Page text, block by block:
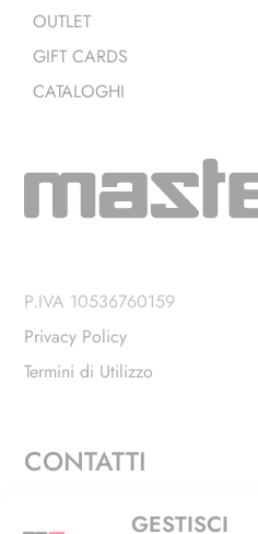
GESTISCI
OUTLET
GIFT CARDS
CATALOGHI
P.IVA 10536760159
Privacy Policy
Termini di Utilizzo
CONTATTI
Via Alfieri, 27 - Trezzano